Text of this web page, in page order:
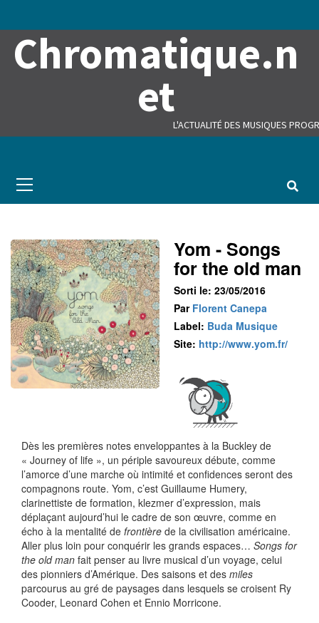
Chromatique.n
et
L'ACTUALITÉ DES MUSIQUES
Menu
Yom - Songs
for the old man
Sorti le: 23/05/2016
Par Florent Canepa
Label: Buda Musique
Site: http://www.yom.fr/
Dès les premières notes enveloppantes à la Buckley de
« Journey of life », un périple savoureux débute, comme
l’amorce d’une marche où intimité et confidences seront des
compagnons route. Yom, c’est Guillaume Humery,
clarinettiste de formation, klezmer d’expression, mais
déplaçant aujourd’hui le cadre de son œuvre, comme en
écho à la mentalité de frontière de la civilisation américaine.
Aller plus loin pour conquérir les grands espaces… Songs for
the old man fait penser au livre musical d’un voyage, celui
des pionniers d’Amérique. Des saisons et des miles
parcourus au gré de paysages dans lesquels se croisent Ry
Cooder, Leonard Cohen et Ennio Morricone.